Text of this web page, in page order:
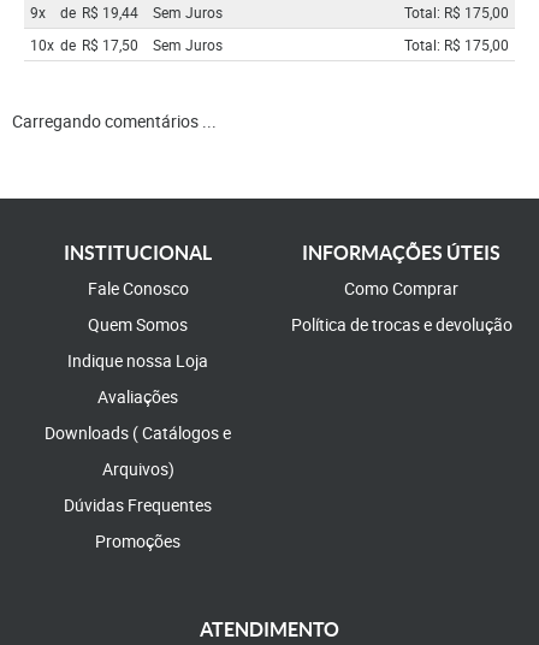
9x
de R$ 19,44 Sem Juros
Total: R$ 175,00
10x de R$ 17,50 Sem Juros Total: R$ 175,00
Carregando comentários ...
INSTITUCIONAL
Fale Conosco
Quem Somos
Indique nossa Loja
Avaliações
Downloads ( Catálogos e
Arquivos)
Dúvidas Frequentes
Promoções
INFORMAÇÕES ÚTEIS
Como Comprar
Política de trocas e devolução
ATENDIMENTO